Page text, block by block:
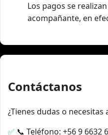
Los pagos se
acompañante, en
Contáctanos
¿Tienes dudas o necesitas
📞 Teléfono: +56 9 6632